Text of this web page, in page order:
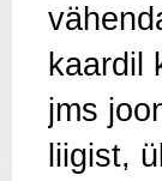
kaardil
jms
liigist,